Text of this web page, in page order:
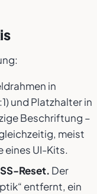
in
und Platzhalter in
Beschriftung –
gleichzeitig, meist
eines UI-Kits.
Reset. Der
entfernt, ein